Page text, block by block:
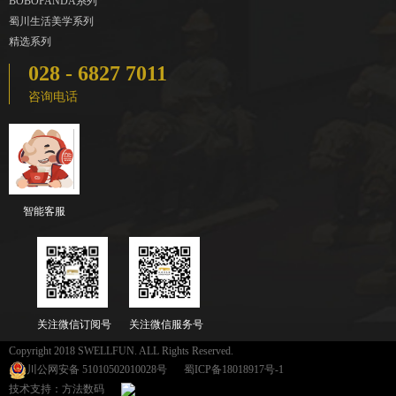
蜀川生活美学系列
精选系列
028 - 6827 7011
咨询电话
智能客服
关注微信服务号
关注微信订阅号
Copyright 2018 SWELLFUN. ALL Rights Reserved.
川公网安备 51010502010028号
蜀ICP备18018917号-1
技术支持：方法数码